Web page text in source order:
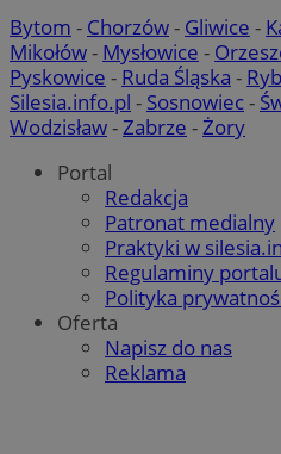
Bytom - Chorzów- Gliwice -
Mikołów- Mysłowice -
Pyskowice - Ruda Śląska -
Silesia.info.pl - Sosnowiec-
Wodzisław-Zabrze -Żory
Portal
Redakcja
Patronat medialny
Praktyki w
Regulaminy
Polityka
Oferta
Napisz do nas
Reklama